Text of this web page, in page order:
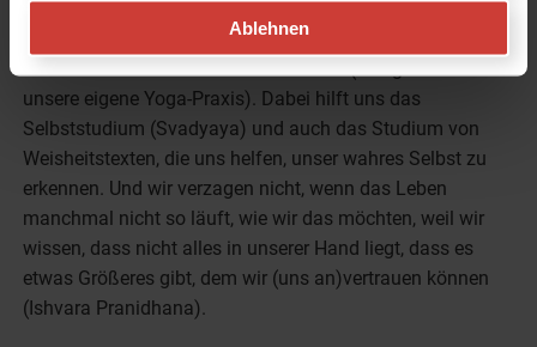
Ablehnen
wir uns vornehmen und am Herzen liegen dran (Tapas),
achten aber gleichzeitig sehr genau darauf, dass unsere
unsere eigene Yoga-Praxis). Dabei hilft uns das
Selbststudium (Svadyaya) und auch das Studium von
Weisheitstexten, die uns helfen, unser wahres Selbst zu
erkennen. Und wir verzagen nicht, wenn das Leben
manchmal nicht so läuft, wie wir das möchten, weil wir
wissen, dass nicht alles in unserer Hand liegt, dass es
etwas Größeres gibt, dem wir (uns an)vertrauen können
(Ishvara Pranidhana).